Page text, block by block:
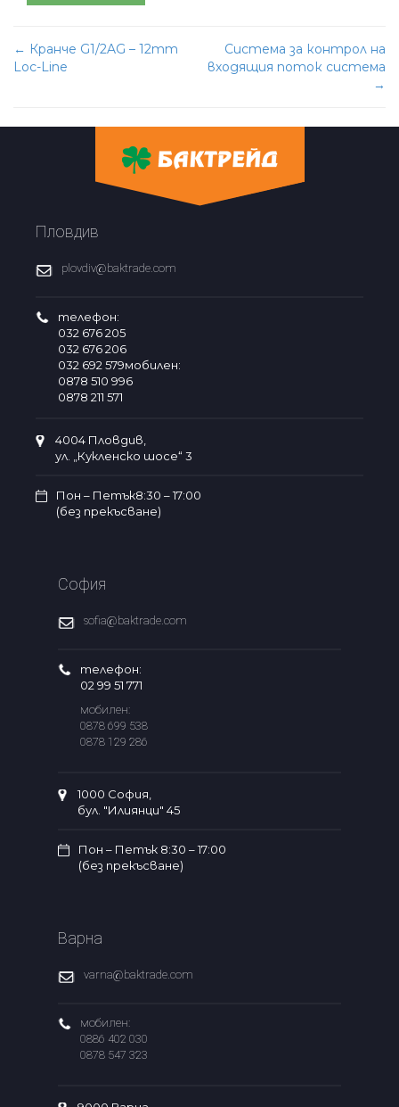
Post
← Кранче G1/2AG – 12mm
Loc-Line
Система за контрол на
входящия поток система
→
Пловдив
plovdiv@baktrade.com
телефон:
032 676 205
032 676 206
032 692 579мобилен:
0878 510 996
0878 211 571
4004 Пловдив,
ул. „Кукленско шосе“ 3
Пон – Петък8:30 – 17:00
(без прекъсване)
София
sofia@baktrade.com
телефон:
02 99 51 771
мобилен:
0878 699 538
0878 129 286
1000 София,
бул. "Илиянци" 45
Пон – Петък 8:30 – 17:00
(без прекъсване)
Варна
varna@baktrade.com
мобилен:
0886 402 030
0878 547 323